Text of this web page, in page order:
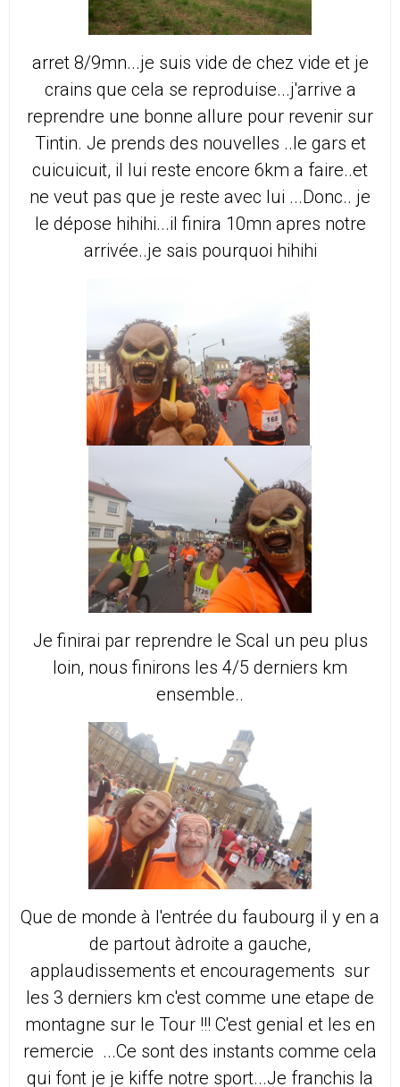
arret 8/9mn...je suis vide de chez vide et je
crains que cela se reproduise...j'arrive a
reprendre une bonne allure pour revenir sur
Tintin. Je prends des nouvelles ..le gars et
cuicuicuit, il lui reste encore 6km a faire..et
ne veut pas que je reste avec lui ...Donc.. je
le dépose hihihi...il finira 10mn apres notre
arrivée..je sais pourquoi hihihi
Je finirai par reprendre le Scal un peu plus
loin, nous finirons les 4/5 derniers km
ensemble..
Que de monde à l'entrée du faubourg il y en a
de partout àdroite a gauche,
applaudissements et encouragements sur
les 3 derniers km c'est comme une etape de
montagne sur le Tour !!! C'est genial et les en
remercie ...Ce sont des instants comme cela
qui font je je kiffe notre sport...Je franchis la